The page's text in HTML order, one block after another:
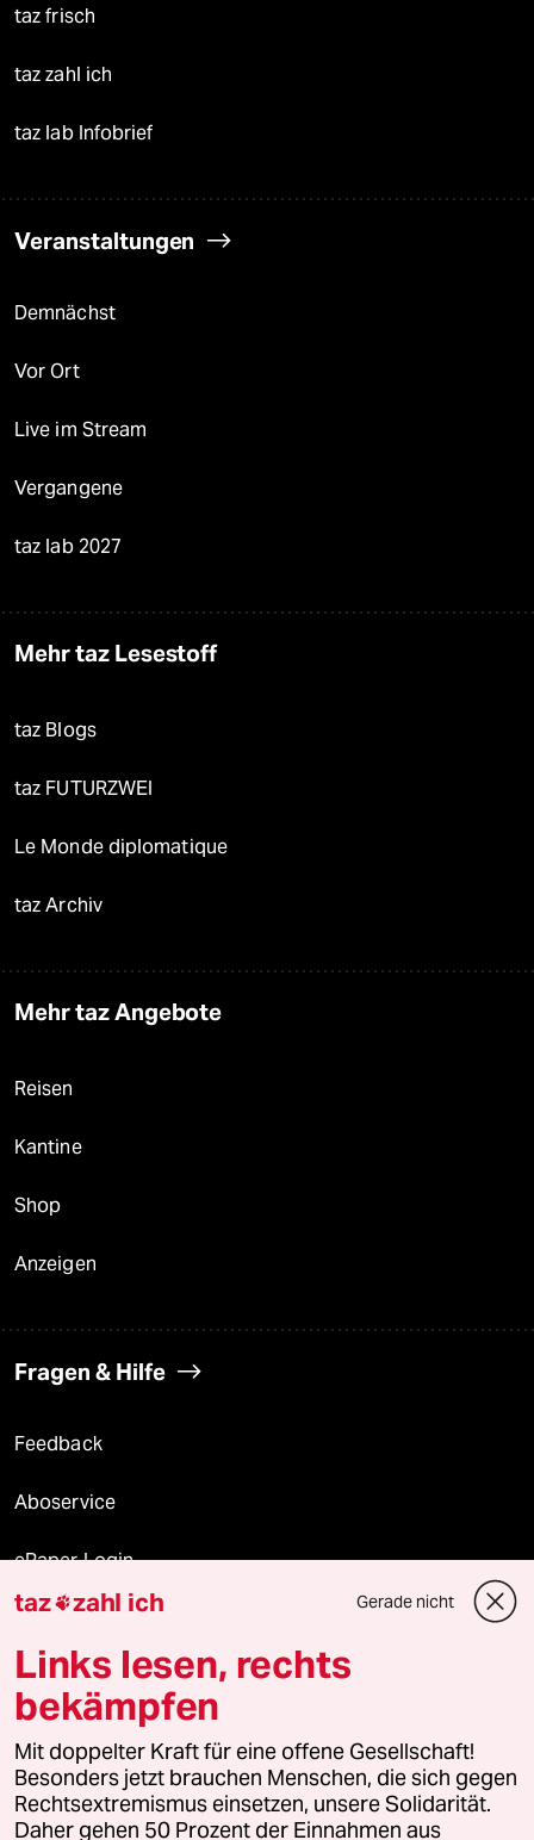
taz frisch
taz zahl ich
taz lab Infobrief
Veranstaltungen
Demnächst
Vor Ort
Live im Stream
Vergangene
taz lab 2027
Mehr taz Lesestoff
taz Blogs
taz FUTURZWEI
Le Monde diplomatique
taz Archiv
Mehr taz Angebote
Reisen
Kantine
Shop
Anzeigen
Fragen & Hilfe
Feedback
Aboservice
ePaper Login
Downloads für Abonnierende
© 2026 taz Verlags und Vertriebs GmbH
Alle Rechte vorbehalten. Bei rechtlichen Fragen oder für Genehmigungen
wenden Sie sich bitte an
lizenzen@taz.de
taz zahl ich Gerade nicht
Links lesen, rechts
bekämpfen
Mit doppelter Kraft für eine offene Gesellschaft!
Besonders jetzt brauchen Menschen, die sich gegen
Rechtsextremismus einsetzen, unsere Solidarität.
Daher gehen 50 Prozent der Einnahmen aus